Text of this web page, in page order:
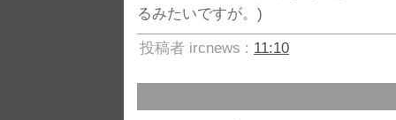
るみたいですが。)
投稿者 ircnews : 11:10